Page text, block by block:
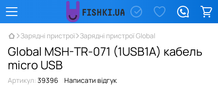
Зарядні пристрої Зарядні пристрої Global
Global MSH-TR-071 (1USB1A) кабель
micro USB
Артикул: 39396 Написати відгук